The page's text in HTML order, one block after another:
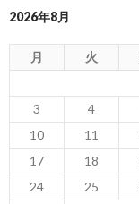
2026年8月
月 火
3
4
10
11
17
18
24
25